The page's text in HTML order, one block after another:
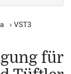
› VST3
für